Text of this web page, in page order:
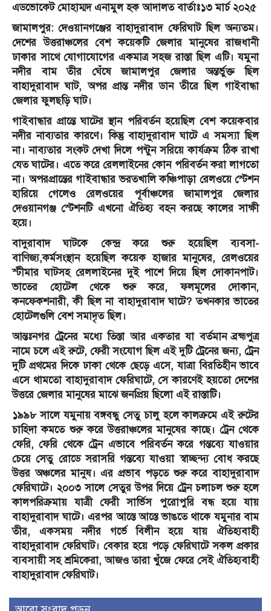
এডভোকেট মোহাম্মদ এনামুল হক আদালত বার্তাঃ১৩ মার্চ ২০২৫
জামালপুর: দেওয়ানগঞ্জের বাহাদুরাবাদ ফেরিঘাট ছিল অন্যতম।
দেশের উত্তরাঞ্চলের বেশ কয়েকটি জেলার মানুষের রাজধানী
ঢাকার সাথে যোগাযোগের একমাত্র সহজ রাস্তা ছিল এটি। যমুনা
নদীর বাম তীর ঘেঁষে জামালপুর জেলার অন্তর্ভুক্ত ছিল
বাহাদুরাবাদ ঘাট, অপর প্রান্ত নদীর ডান তীরে ছিল গাইবান্ধা
জেলার ফুলছড়ি ঘাট।
গাইবান্ধার প্রান্তে ঘাটের স্থান পরিবর্তন হয়েছিল বেশ কয়েকবার
নদীর নাব্যতার কারণে। কিন্তু বাহাদুরাবাদ ঘাটে এ সমস্যা ছিল
না। নাব্যতার সংকট দেখা দিলে পন্টুন সরিয়ে কার্যক্রম ঠিক রাখা
যেত ঘাটের। এতে করে রেললাইনের কোন পরিবর্তন করা লাগতো
না। অপরপ্রান্তের গাইবান্ধার ভরতখালি কঞ্চিপাড়া রেলওয়ে স্টেশন
হারিয়ে গেলেও রেলওয়ের পূর্বাঞ্চলের জামালপুর জেলার
দেওয়ানগঞ্জ স্টেশনটি এখনো ঐতিহ্য বহন করছে কালের সাক্ষী
হয়ে।
বাদুরাবাদ ঘাটকে কেন্দ্র করে শুরু হয়েছিল ব্যবসা-
বাণিজ্য,কর্মসংস্থান হয়েছিল কয়েক হাজার মানুষের, রেলওয়ের
স্টীমার ঘাটসহ রেললাইনের দুই পাশে দিয়ে ছিল দোকানপাট।
ভাতের হোটেল থেকে শুরু করে, ফলমূলের দোকান,
কনফেকশনারী, কী ছিল না বাহাদুরাবাদ ঘাটে? তখনকার ভাতের
হোটেলগুলি বেশ সমাদৃত ছিল।
আন্তঃনগর ট্রেনের মধ্যে তিস্তা আর একতার যা বর্তমান ব্রহ্মপুত্র
নামে চলে এই রুটে, ফেরী সংযোগ ছিল এই দুটি ট্রেনের জন্য, ট্রেন
দুটি প্রথমের দিকে ঢাকা থেকে ছেড়ে এসে, যাত্রা বিরতিহীন ভাবে
এসে থামতো বাহাদুরাবাদ ফেরিঘাটে, সে কারণেই হয়তো দেশের
উত্তরে জেলার মানুষের মাঝে জনপ্রিয় ছিলো এই রাস্তাটি।
১৯৯৮ সালে যমুনায় বঙ্গবন্ধু সেতু চালু হলে কালক্রমে এই রুটের
চাহিদা কমতে শুরু করে উত্তরাঞ্চলের মানুষের কাছে। ট্রেন থেকে
ফেরি, ফেরি থেকে ট্রেন এভাবে পরিবর্তন করে গন্তব্যে যাওয়ার
চেয়ে সেতু রোডে সরাসরি গন্তব্যে যাওয়া স্বাচ্ছন্দ্য বোধ করছে
উত্তর অঞ্চলের মানুষ। এর প্রভাব পড়তে শুরু করে বাহাদুরাবাদ
ফেরিঘাটে। ২০০৩ সালে সেতুর উপর দিয়ে ট্রেন চলাচল শুরু হলে
কালপরিক্রমায় যাত্রী ফেরী সার্ভিস পুরোপুরি বন্ধ হয়ে যায়
বাহাদুরাবাদ ঘাটে। এরপর আস্তে আস্তে ভাঙতে থাকে যমুনার বাম
তীর, একসময় নদীর গর্ভে বিলীন হয়ে যায় ঐতিহ্যবাহী
বাহাদুরাবাদ ফেরিঘাট। বেকার হয়ে পড়ে ফেরিঘাটে সকল প্রকার
ব্যবসায়ী সহ শ্রমিকেরা, আজও তারা খুঁজে ফেরে সেই ঐতিহ্যবাহী
বাহাদুরাবাদ ফেরিঘাট।